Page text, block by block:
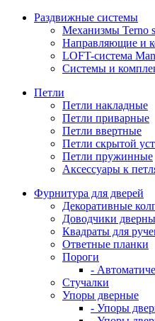
Раздвижные системы
Механизмы Terno
Направляющие и
LOFT-cистема
Системы и
Петли
Петли накладные
Петли приварные
Петли ввертные
Петли скрытой
Петли пружинные
Аксессуары к
Фурнитура для дверей
Декоративные
Доводчики
Квадраты для
Ответные планки
Пороги
-
Стучалки
Упоры дверные
- Упоры